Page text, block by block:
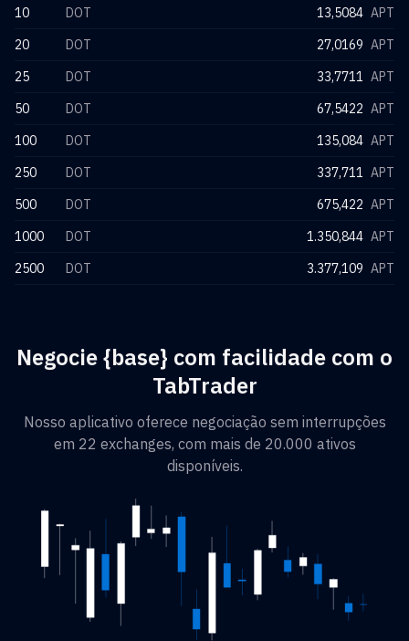
10
DOT 13,5084 APT
20
DOT 27,0169 APT
25
DOT 33,7711 APT
50
DOT 67,5422 APT
100
DOT 135,084 APT
250
DOT 337,711 APT
500
DOT 675,422 APT
1000
DOT 1.350,844 APT
2500
DOT 3.377,109 APT
Negocie {base} com facilidade com o
TabTrader
Nosso aplicativo oferece negociação sem interrupções
em 22 exchanges, com mais de 20.000 ativos
disponíveis.